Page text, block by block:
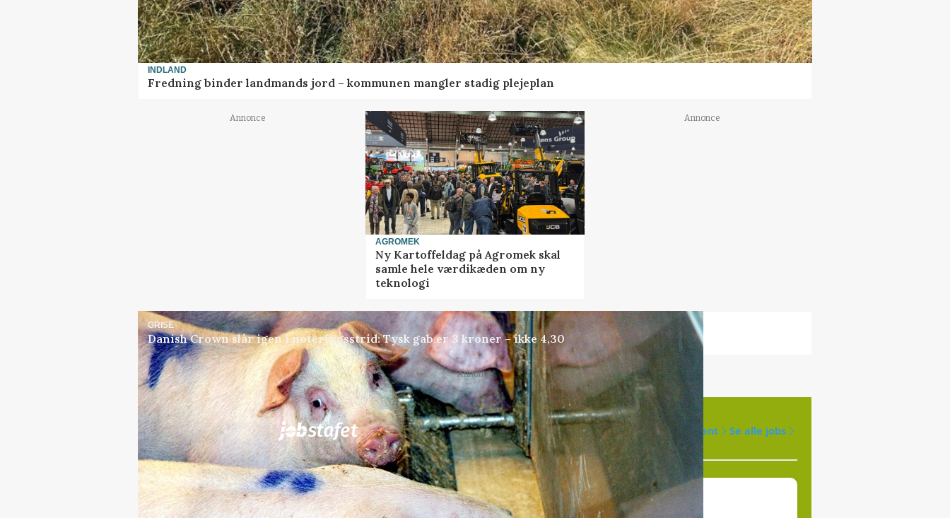
INDLAND
Fredning binder landmands jord – kommunen mangler stadig plejeplan
Annonce
AGROMEK
Ny Kartoffeldag på Agromek skal
samle hele værdikæden om ny
teknologi
Annonce
GRISE
Danish Crown slår igen i noteringsstrid: Tysk gab er 3 kroner – ikke 4,30
Annonce
Jobsi samarbejde med 81ledige stillinger Opret agent Se alle jobs
Elevplads tilbydes ved Ringkøbing / Trainee
placement Ringkøbing
Rørlægger / håndmand søges til
dræn/entreprenørarbejde.